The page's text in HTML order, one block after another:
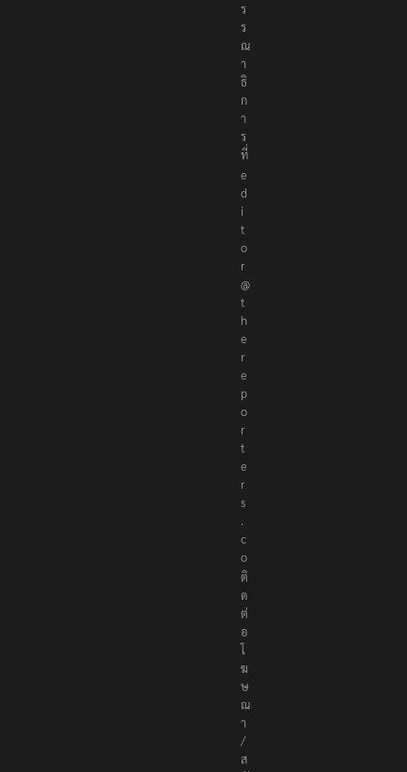
ร
ร
ณ
า
ธิ
ก
า
ร
ที่
e
d
i
t
o
r
@
t
h
e
r
e
p
o
r
t
e
r
s
.
c
o
ติ
ด
ต่
อ
โ
ฆ
ษ
ณ
า
/
ส